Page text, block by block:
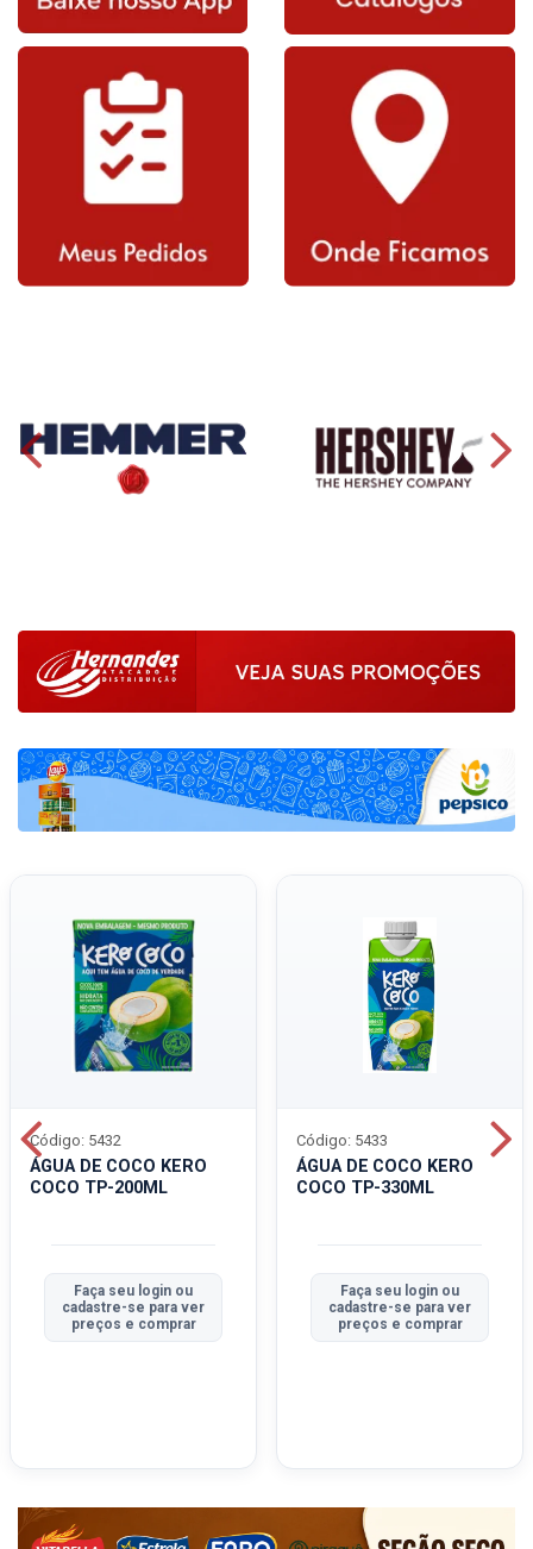
ÁGUA DE COCO KERO
COCO TP-200ML
Código: 5432
Faça seu login ou
cadastre-se para ver
preços e comprar
ÁGUA DE COCO KERO
COCO TP-330ML
Código: 5433
Faça seu login ou
cadastre-se para ver
preços e comprar